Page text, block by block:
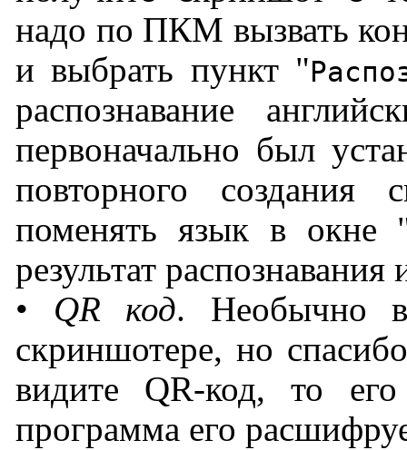
надо по ПКМ вызвать
и выбрать пункт "
распознавание
первоначально был
повторного создания
поменять язык в окне
результат распознавания
• QR код. Необычно
скриншотере, но
видите QR-код, то
программа его